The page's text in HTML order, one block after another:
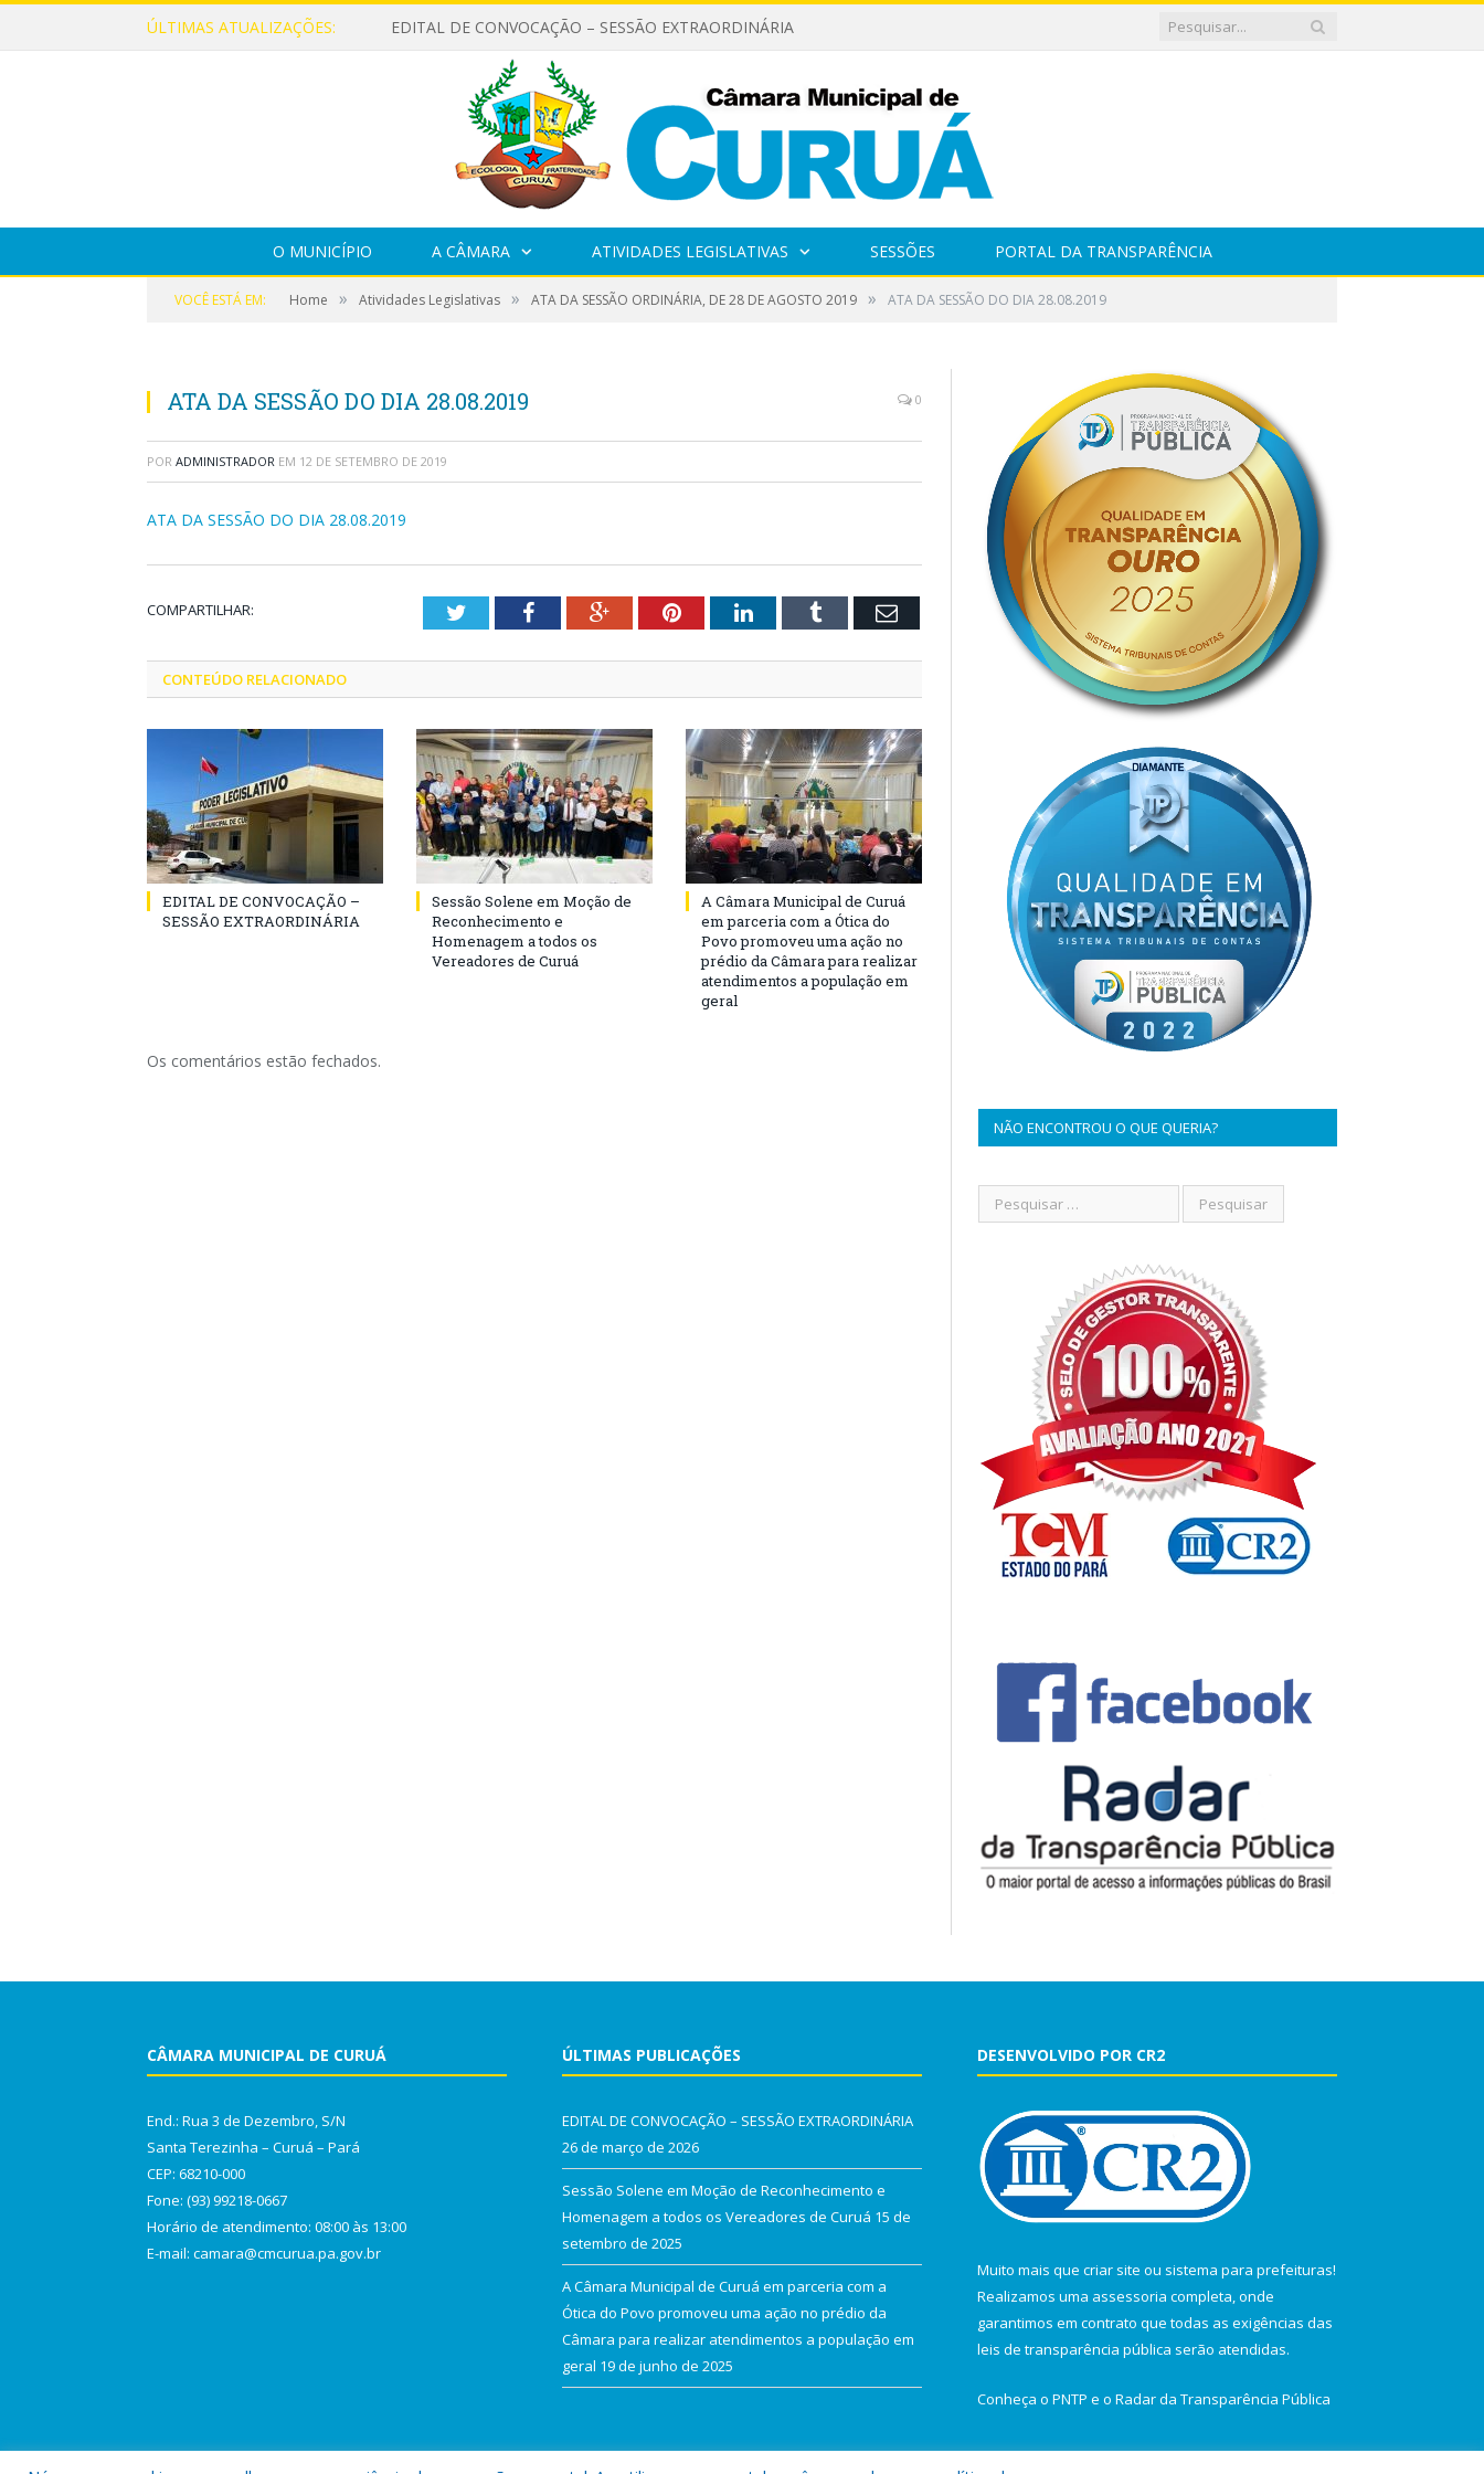
ÚLTIMAS ATUALIZAÇÕES: EDITAL DE CONVOCAÇÃO – SESSÃO EXTRAORDINÁRIA
O MUNICÍPIO A CÂMARA ATIVIDADES LEGISLATIVAS SESSÕES PORTAL DA TRANSPARÊNCIA
VOCÊ ESTÁ EM: Home » Atividades Legislativas » ATA DA SESSÃO ORDINÁRIA, DE 28 DE AGOSTO 2019 » ATA DA SESSÃO DO DIA 28.08.2019
ATA DA SESSÃO DO DIA 28.08.2019 0
POR ADMINISTRADOR EM 12 DE SETEMBRO DE 2019
ATA DA SESSÃO DO DIA 28.08.2019
COMPARTILHAR: TwitterFacebookGoogle+PinterestLinkedInTumblr Email
CONTEÚDO RELACIONADO
EDITAL DE CONVOCAÇÃO –
SESSÃO EXTRAORDINÁRIA
Sessão Solene em Moção de
Reconhecimento e
Homenagem a todos os
Vereadores de Curuá
A Câmara Municipal de Curuá
em parceria com a Ótica do
Povo promoveu uma ação no
prédio da Câmara para realizar
atendimentos a população em
geral
Os comentários estão fechados.
NÃO ENCONTROU O QUE QUERIA?
CÂMARA MUNICIPAL DE CURUÁ
End.: Rua 3 de Dezembro, S/N
Santa Terezinha – Curuá – Pará
CEP: 68210-000
Fone: (93) 99218-0667
Horário de atendimento: 08:00 às 13:00
E-mail: camara@cmcurua.pa.gov.br
ÚLTIMAS PUBLICAÇÕES
EDITAL DE CONVOCAÇÃO – SESSÃO EXTRAORDINÁRIA
26 de março de 2026
Sessão Solene em Moção de Reconhecimento e
Homenagem a todos os Vereadores de Curuá 15 de
setembro de 2025
A Câmara Municipal de Curuá em parceria com a
Ótica do Povo promoveu uma ação no prédio da
Câmara para realizar atendimentos a população em
geral 19 de junho de 2025
DESENVOLVIDO POR CR2
Muito mais que criar site ou sistema para prefeituras!
Realizamos uma assessoria completa, onde
garantimos em contrato que todas as exigências das
leis de transparência pública serão atendidas.
Conheça o PNTP e o Radar da Transparência Pública